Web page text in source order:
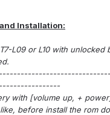
Installation:
L09 or L10 with unlocked
with [volume up, +
before install the rom